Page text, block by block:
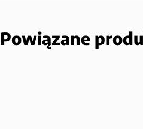
Powiązane